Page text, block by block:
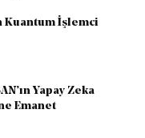
Kuantum İşlemci
Yapay Zeka
Emanet